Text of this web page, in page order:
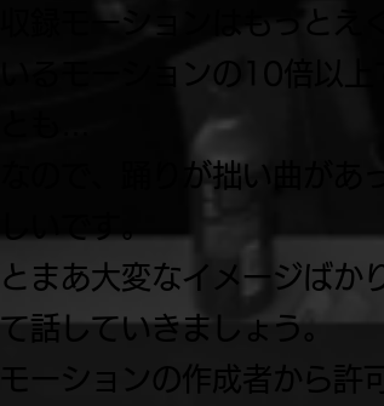
収録モーションはもっとえ
なので、踊りが拙い曲があ
とまあ大変なイメージばか
て話していきましょう。
モーションの作成者から許